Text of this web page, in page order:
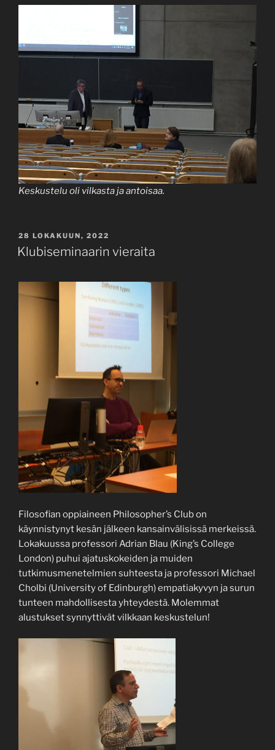
Keskustelu oli vilkasta ja antoisaa.
JULKAISTU
28 LOKAKUUN, 2022
Klubiseminaarin vieraita
Filosofian oppiaineen Philosopher’s Club on
käynnistynyt kesän jälkeen kansainvälisissä merkeissä.
Lokakuussa professori Adrian Blau (King’s College
London) puhui ajatuskokeiden ja muiden
tutkimusmenetelmien suhteesta ja professori Michael
Cholbi (University of Edinburgh) empatiakyvyn ja surun
tunteen mahdollisesta yhteydestä. Molemmat
alustukset synnyttivät vilkkaan keskustelun!